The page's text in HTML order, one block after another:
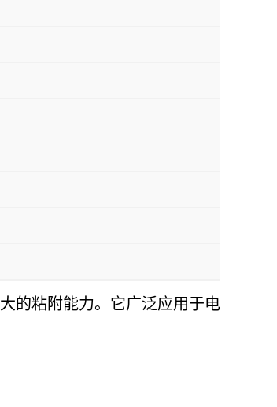
的粘附能力。它广泛应用于电